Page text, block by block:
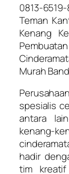
0813-
Teman
Kenang
Murah
spesialis
antara
kenang-
hadir
tim